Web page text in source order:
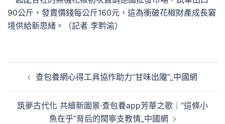
90公斤，發賣價錢每公斤160元，這為衝破花椒財產成長窘
境供給新思緒。（記者 李黔渝）
覽
查包養網心得工具協作助力“甘味出隴”_中國網
筑夢古代化 共繪新圖景·查包養app芳華之歌｜“這條小
魚在乎”背后的閩寧支教情_中國網